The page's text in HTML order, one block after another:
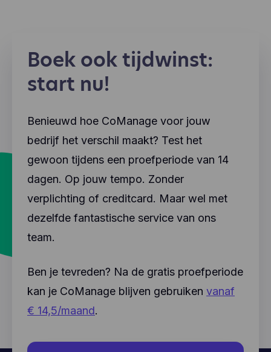
Boek ook tijdwinst:
start nu!
Benieuwd hoe CoManage voor jouw
bedrijf het verschil maakt? Test het
gewoon tijdens een proefperiode van 14
dagen. Op jouw tempo. Zonder
verplichting of creditcard. Maar wel met
dezelfde fantastische service van ons
team.
Ben je tevreden? Na de gratis proefperiode
kan je CoManage blijven gebruiken vanaf
€ 14,5/maand.